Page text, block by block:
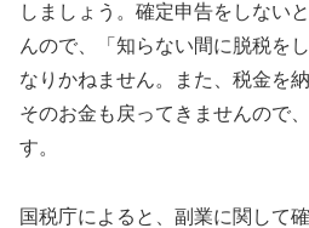
しましょう。確定申告をしない
んので、「知らない間に脱税を
なりかねません。また、税金を
そのお金も戻ってきませんので
す。
国税庁によると、副業に関して